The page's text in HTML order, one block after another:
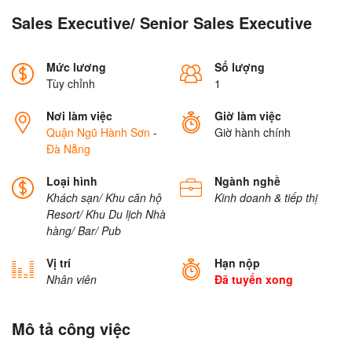
Sales Executive/ Senior Sales Executive
Mức lương
Tùy chỉnh
Số lượng
1
Nơi làm việc
Quận Ngũ Hành Sơn -
Đà Nẵng
Giờ làm việc
Giờ hành chính
Loại hình
Khách sạn/ Khu căn hộ
Resort/ Khu Du lịch Nhà
hàng/ Bar/ Pub
Ngành nghề
Kinh doanh & tiếp thị
Vị trí
Nhân viên
Hạn nộp
Đã tuyển xong
Mô tả công việc